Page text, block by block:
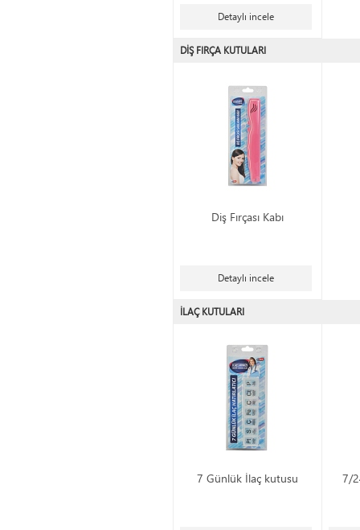
Detaylı incele
DİŞ FIRÇA KUTULARI
Diş Fırçası Kabı
Detaylı incele
İLAÇ KUTULARI
7 Günlük İlaç kutusu 7/